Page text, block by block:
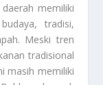
memiliki
tradisi,
Meski tren
tradisional
masih memiliki